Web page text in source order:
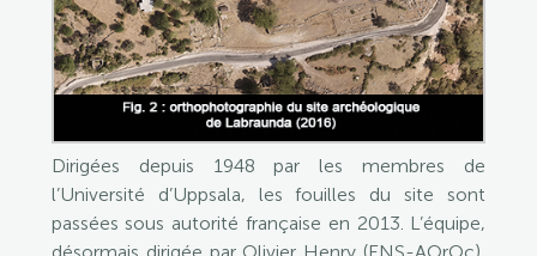
Dirigées depuis 1948 par les membres de
l’Université d’Uppsala, les fouilles du site sont
passées sous autorité française en 2013. L’équipe,